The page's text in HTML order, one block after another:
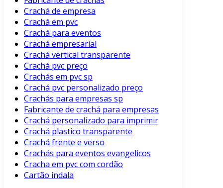
Crachá de empresa
Crachá em pvc
Crachá para eventos
Crachá empresarial
Crachá vertical transparente
Crachá pvc preço
Crachás em pvc sp
Crachá pvc personalizado preço
Crachás para empresas sp
Fabricante de crachá para empresas
Crachá personalizado para imprimir
Crachá plastico transparente
Crachá frente e verso
Crachás para eventos evangelicos
Cracha em pvc com cordão
Cartão indala